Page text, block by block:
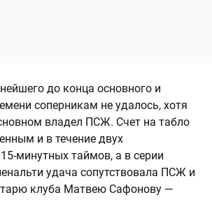
до конца основного и
соперникам не удалось, хотя
владел ПСЖ. Счет на табло
и в течение двух
минутных таймов, а в серии
удача сопутствовала ПСЖ и
клуба Матвею Сафонову —